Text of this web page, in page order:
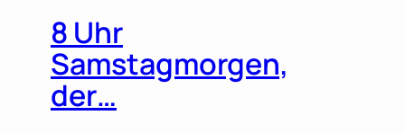
8 Uhr
Samstagmorgen,
der…